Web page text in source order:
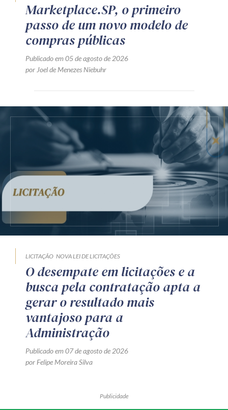
Marketplace.SP, o primeiro
passo de um novo modelo de
compras públicas
Publicado em 05 de agosto de 2026
por Joel de Menezes Niebuhr
LICITAÇÃO NOVA LEI DE LICITAÇÕES
O desempate em licitações e a
busca pela contratação apta a
gerar o resultado mais
vantajoso para a
Administração
Publicado em 07 de agosto de 2026
por Felipe Moreira Silva
Publicidade